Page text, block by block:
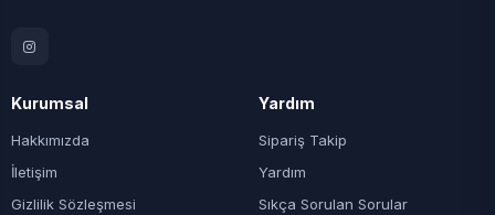
Kurumsal
Hakkımızda
İletişim
Gizlilik Sözleşmesi
Yardım
Sipariş Takip
Yardım
Sıkça Sorulan Sorular